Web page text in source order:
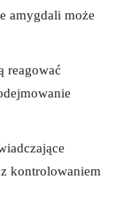
amygdali może
reagować
kontrolowaniem